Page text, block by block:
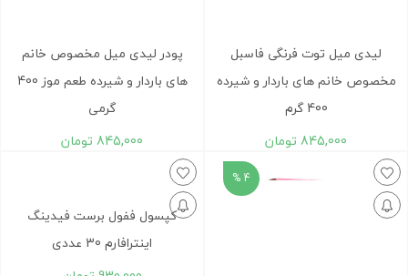
لیدی میل توت فرنگی فاسبل
مخصوص خانم های باردار و شیرده
400 گرم
845,000 تومان
پودر لیدی میل مخصوص خانم
های باردار و شیرده طعم موز 400
گرمی
845,000 تومان
4 %
کپسول ففول برست فیدینگ
اینترافارم 30 عددی